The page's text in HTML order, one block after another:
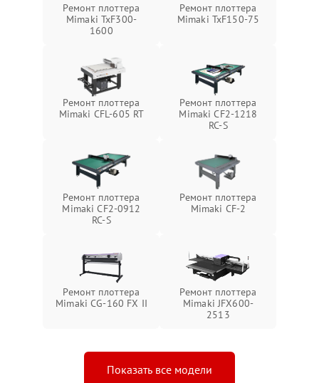
Ремонт плоттера
Mimaki TxF300-
1600
Ремонт плоттера
Mimaki TxF150-75
Ремонт плоттера
Mimaki CFL-605 RT
Ремонт плоттера
Mimaki CF2-1218
RC-S
Ремонт плоттера
Mimaki CF2-0912
RC-S
Ремонт плоттера
Mimaki CF-2
Ремонт плоттера
Mimaki CG-160 FX II
Ремонт плоттера
Mimaki JFX600-
2513
Показать все модели